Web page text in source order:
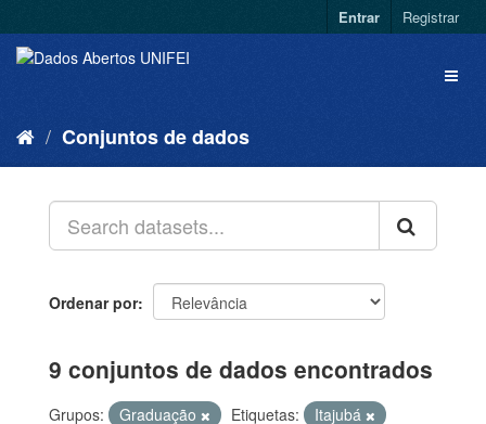
Entrar Registrar
Conjuntos de dados
Ordenar por
9 conjuntos de dados encontrados
Grupos: Graduação Etiquetas:
Itajubá